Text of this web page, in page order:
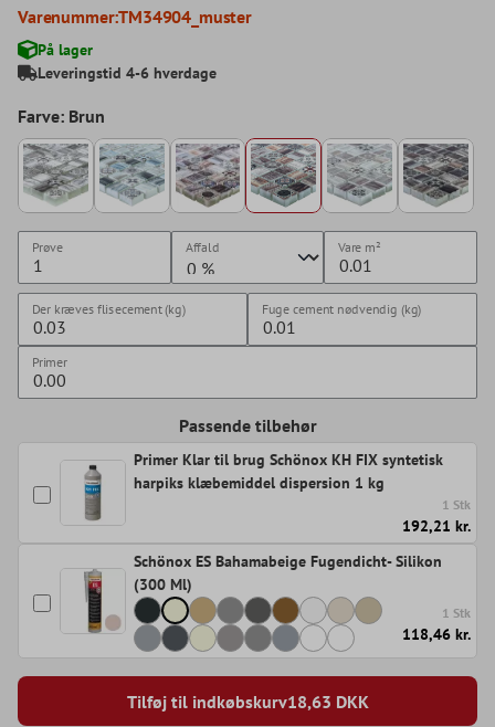
Varenummer:TM34904_muster
På lager
Leveringstid 4-6 hverdage
Farve: Brun
Prøve Affald Vare m²
Der kræves flisecement (kg) Fuge cement nødvendig (kg)
Primer
Passende tilbehør
Primer Klar til brug Schönox KH FIX syntetisk
harpiks klæbemiddel dispersion 1 kg
1 Stk
192,21 kr.
Schönox ES Bahamabeige Fugendicht- Silikon
(300 Ml)
1 Stk
118,46 kr.
Tilføj til indkøbskurv18,63 DKK